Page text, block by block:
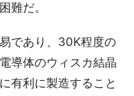
難だ。
であり、30K程度の
導体のウィスカ結晶
有利に製造すること